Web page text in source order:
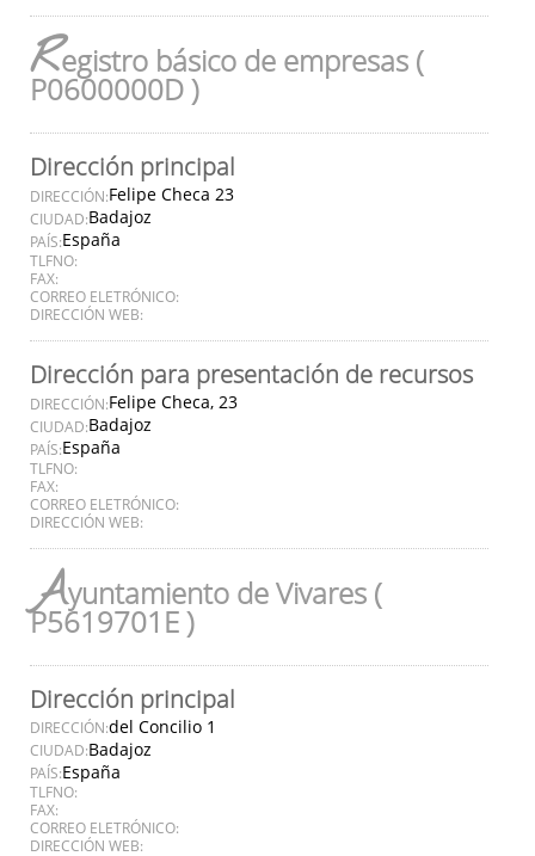
Registro básico de empresas (
P0600000D )
Dirección principal
DIRECCIÓN:Felipe Checa 23
CIUDAD:Badajoz
PAÍS:España
TLFNO:
FAX:
CORREO ELETRÓNICO:
DIRECCIÓN WEB:
Dirección para presentación de recursos
DIRECCIÓN:Felipe Checa, 23
CIUDAD:Badajoz
PAÍS:España
TLFNO:
FAX:
CORREO ELETRÓNICO:
DIRECCIÓN WEB:
Ayuntamiento de Vivares (
P5619701E )
Dirección principal
DIRECCIÓN:del Concilio 1
CIUDAD:Badajoz
PAÍS:España
TLFNO:
FAX:
CORREO ELETRÓNICO:
DIRECCIÓN WEB: